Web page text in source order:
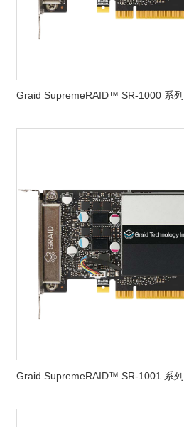
Graid SupremeRAID™ SR-1000 系列
Graid SupremeRAID™ SR-1001 系列